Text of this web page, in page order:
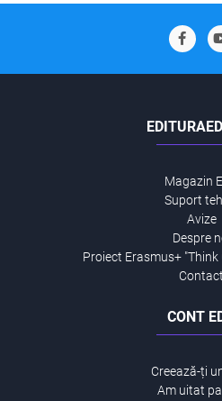
Magazin
Suport
Avize
Despre
Proiect Erasmus+
Contact
CONT
Creează-ți
Am uitat